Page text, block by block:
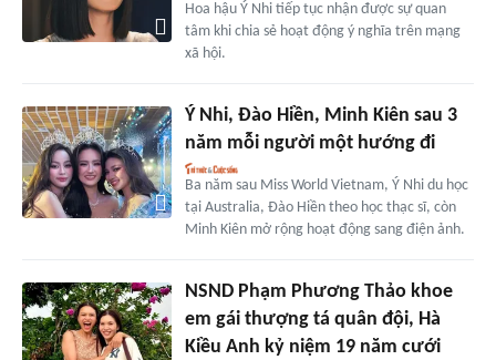
Hoa hậu Ý Nhi tiếp tục nhận được sự quan
tâm khi chia sẻ hoạt động ý nghĩa trên mạng
xã hội.
Ý Nhi, Đào Hiền, Minh Kiên sau 3
năm mỗi người một hướng đi
Ba năm sau Miss World Vietnam, Ý Nhi du học
tại Australia, Đào Hiền theo học thạc sĩ, còn
Minh Kiên mở rộng hoạt động sang điện ảnh.
NSND Phạm Phương Thảo khoe
em gái thượng tá quân đội, Hà
Kiều Anh kỷ niệm 19 năm cưới